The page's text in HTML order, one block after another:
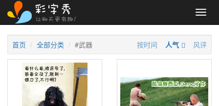
首页 全部分类 #武器 按时间 人气 风评